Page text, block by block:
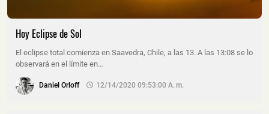
Hoy Eclipse de Sol
El eclipse total comienza en Saavedra, Chile, a las 13. A las 13:08 se lo
observará en el límite en…
Daniel Orloff 12/14/2020 09:53:00 A. M.